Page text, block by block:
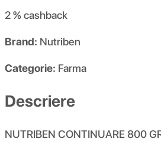
2 %cashback
Brand: Nutriben
Categorie: Farma
Descriere
NUTRIBEN CONTINUARE 800